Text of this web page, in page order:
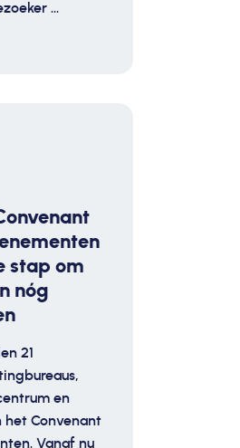
...
stap om
nóg
21
en
het Convenant
Vanaf nu